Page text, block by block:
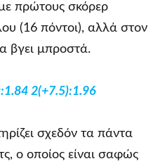
πρώτους σκόρερ
(16 πόντοι), αλλά στον
βγει μπροστά.
2(+7.5):1.96
σχεδόν τα πάντα
ο οποίος είναι σαφώς